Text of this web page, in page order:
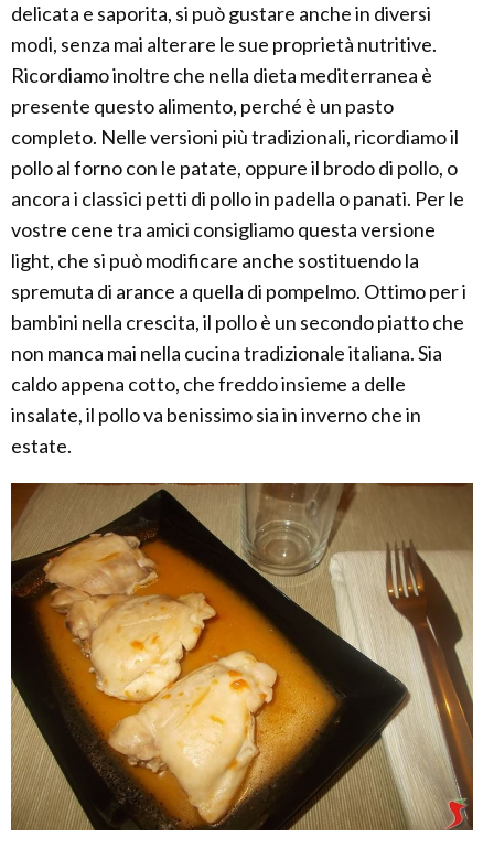
delicata e saporita, si può gustare anche in diversi
modi, senza mai alterare le sue proprietà nutritive.
Ricordiamo inoltre che nella dieta mediterranea è
presente questo alimento, perché è un pasto
completo. Nelle versioni più tradizionali, ricordiamo il
pollo al forno con le patate, oppure il brodo di pollo, o
ancora i classici petti di pollo in padella o panati. Per le
vostre cene tra amici consigliamo questa versione
light, che si può modificare anche sostituendo la
spremuta di arance a quella di pompelmo. Ottimo per i
bambini nella crescita, il pollo è un secondo piatto che
non manca mai nella cucina tradizionale italiana. Sia
caldo appena cotto, che freddo insieme a delle
insalate, il pollo va benissimo sia in inverno che in
estate.